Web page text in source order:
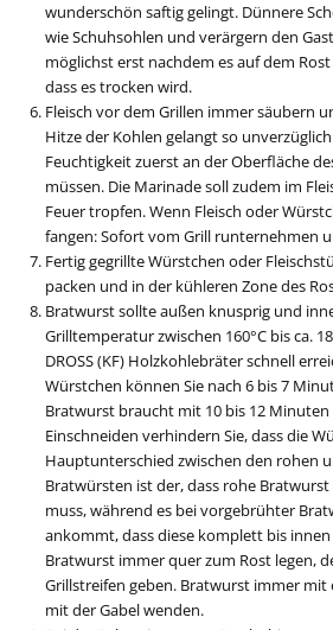
wunderschön saftig gelingt. Dünnere
wie Schuhsohlen und verärgern den
möglichst erst nachdem es auf dem
dass es trocken wird.
Fleisch vor dem Grillen immer säubern
Hitze der Kohlen gelangt so
Feuchtigkeit zuerst an der Oberfläche
müssen. Die Marinade soll zudem im
Feuer tropfen. Wenn Fleisch oder
fangen: Sofort vom Grill runternehmen
Fertig gegrillte Würstchen oder
packen und in der kühleren Zone des
Bratwurst sollte außen knusprig und
Grilltemperatur zwischen 160°C bis ca.
DROSS (KF) Holzkohlebräter schnell
Würstchen können Sie nach 6 bis 7
Bratwurst braucht mit 10 bis 12 Minuten
Einschneiden verhindern Sie, dass die
Hauptunterschied zwischen den rohen
Bratwürsten ist der, dass rohe
muss, während es bei vorgebrühter
ankommt, dass diese komplett bis
Bratwurst immer quer zum Rost legen,
Grillstreifen geben. Bratwurst immer mit
mit der Gabel wenden.